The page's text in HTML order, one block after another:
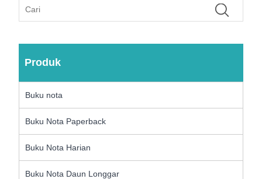
Produk
Buku nota
Buku Nota Paperback
Buku Nota Harian
Buku Nota Daun Longgar